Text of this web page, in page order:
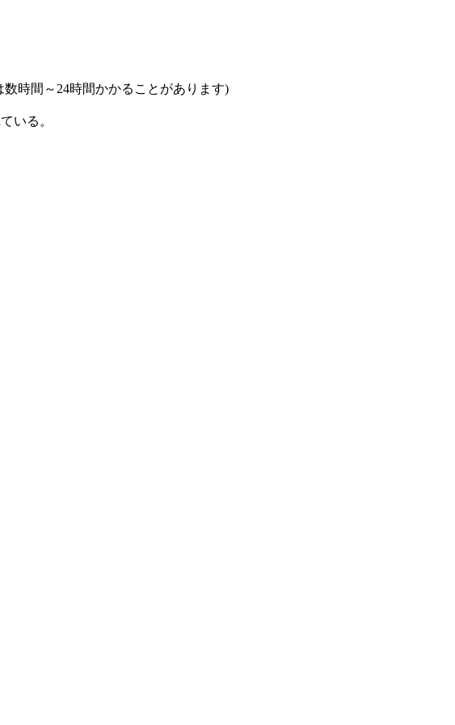
時間～24時間かかることがあります)
いる。